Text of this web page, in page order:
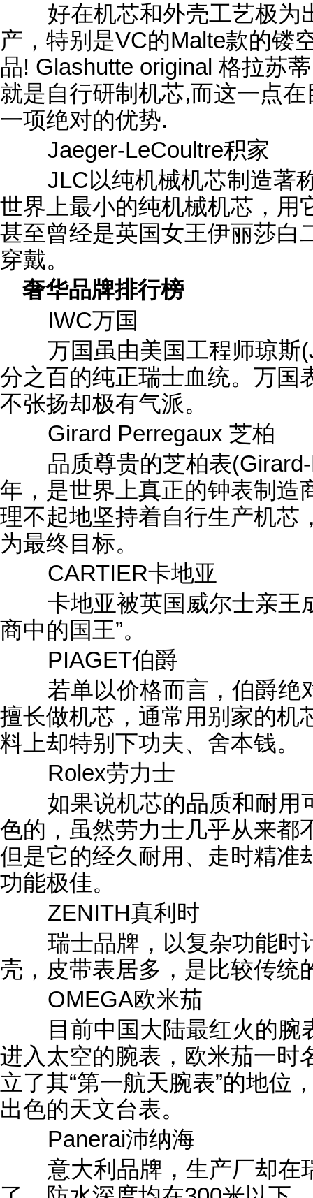
好在机芯和外壳工艺极为
产，特别是VC的Malte款的镂
品! Glashutte original 格拉苏
就是自行研制机芯,而这一点
一项绝对的优势.
Jaeger-LeCoultre积家
JLC以纯机械机芯制造著
世界上最小的纯机械机芯，用
甚至曾经是英国女王伊丽莎白
穿戴。
奢华品牌排行榜
IWC万国
万国虽由美国工程师琼斯
分之百的纯正瑞士血统。万国
不张扬却极有气派。
Girard Perregaux 芝柏
品质尊贵的芝柏表
年，是世界上真正的钟表制造
理不起地坚持着自行生产机芯
为最终目标。
CARTIER卡地亚
卡地亚被英国威尔士亲王
商中的国王”。
PIAGET伯爵
若单以价格而言，伯爵绝
擅长做机芯，通常用别家的机
料上却特别下功夫、舍本钱。
Rolex劳力士
如果说机芯的品质和耐用
色的，虽然劳力士几乎从来都
但是它的经久耐用、走时精准
功能极佳。
ZENITH真利时
瑞士品牌，以复杂功能时
壳，皮带表居多，是比较传统
OMEGA欧米茄
目前中国大陆最红火的腕
进入太空的腕表，欧米茄一时
立了其“第一航天腕表”的地位
出色的天文台表。
Panerai沛纳海
意大利品牌，生产厂却在